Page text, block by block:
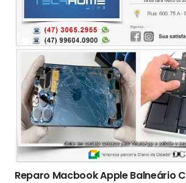
Reparo Macbook Apple Balneário